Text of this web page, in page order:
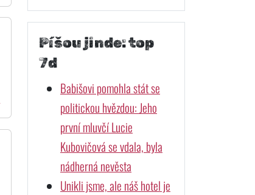
Píšou jinde: top
7d
Babišovi pomohla stát se
politickou hvězdou: Jeho
první mluvčí Lucie
Kubovičová se vdala, byla
nádherná nevěsta
Unikli jsme, ale náš hotel je